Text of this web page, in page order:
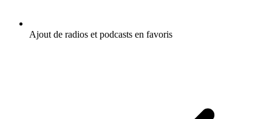
Ajout de radios et podcasts en favoris